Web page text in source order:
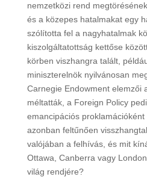
nemzetközi rend
és a közepes hatalmakat egy
szólította fel a nagyhatalmak
kiszolgáltatottság kettőse
körben viszhangra talált,
miniszterelnök nyilvánosan
Carnegie Endowment elemzői
méltatták, a Foreign Policy
emancipációs
azonban feltűnően
valójában a felhívás, és mit
Ottawa, Canberra vagy
világ rendjére?